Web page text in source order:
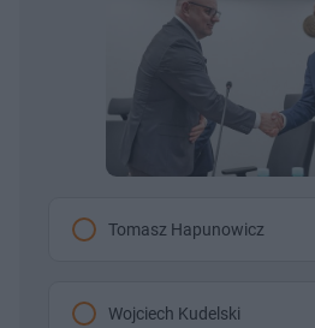
Tomasz Hapunowicz
Wojciech Kudelski